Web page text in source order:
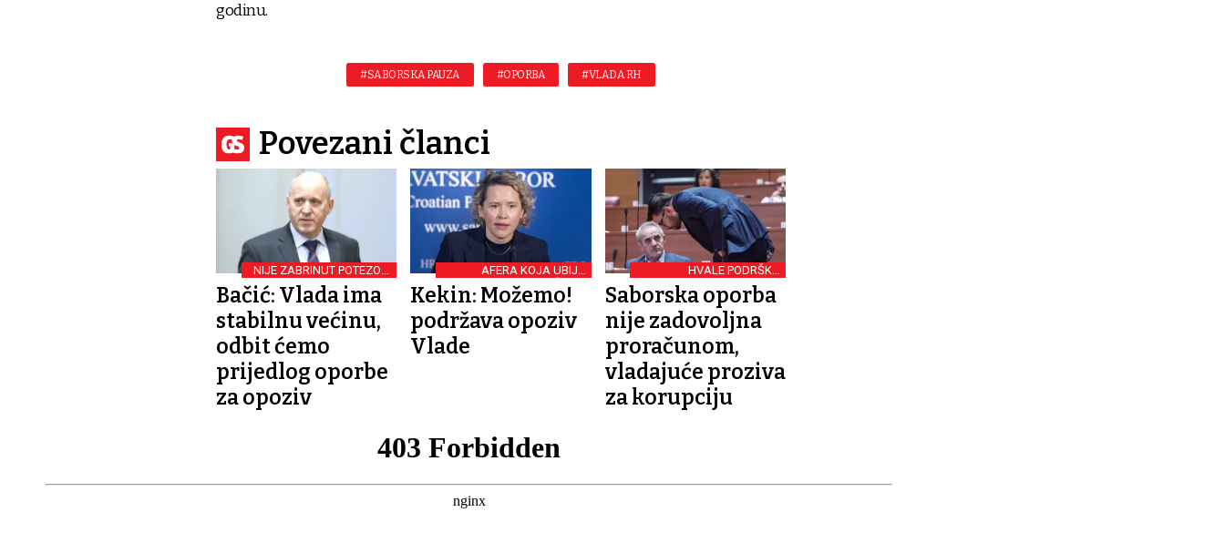
godinu.
#SABORSKA PAUZA #OPORBA #VLADA RH
Povezani članci
NIJE ZABRINUT POTEZOM
OPORBE
Bačić: Vlada ima
stabilnu većinu,
odbit ćemo
prijedlog oporbe
za opoziv
AFERA KOJA UBIJA
GRAĐANE
Kekin: Možemo!
podržava opoziv
Vlade
HVALE PODRŠKU
POTREBITIMA
Saborska oporba
nije zadovoljna
proračunom,
vladajuće proziva
za korupciju